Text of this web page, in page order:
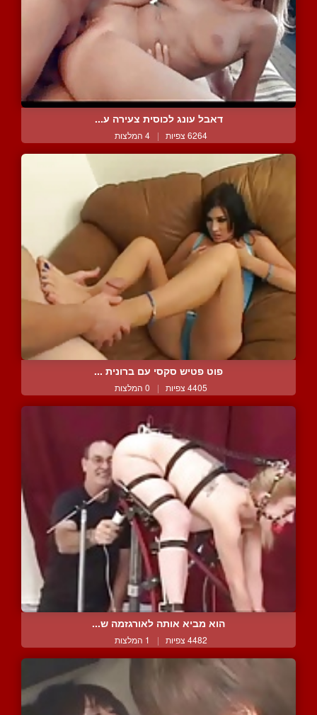
דאבל עונג לכוסית צעירה ע...
6264 צפיות | 4 המלצות
פוט פטיש סקסי עם ברונית ...
4405 צפיות | 0 המלצות
הוא מביא אותה לאורגזמה ש...
4482 צפיות | 1 המלצות